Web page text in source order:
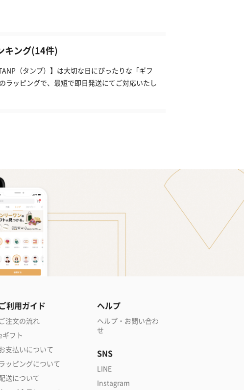
キング(14件)
（タンプ）】は大切な日にぴったりな「ギフ
ラッピングで、最短で即日発送にてご対応いたし
ご利用ガイド
ご注文の流れ
ギフト
支払いについて
ラッピングについて
送について
ヘルプ
ヘルプ・お問い合わ
せ
SNS
LINE
Instagram